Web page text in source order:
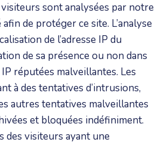
visiteurs sont analysées par notre
de protéger ce site. L’analyse
de l’adresse IP du
de sa présence ou non dans
IP réputées malveillantes. Les
à des tentatives d’intrusions,
autres tentatives malveillantes
et bloquées indéfiniment.
des visiteurs ayant une